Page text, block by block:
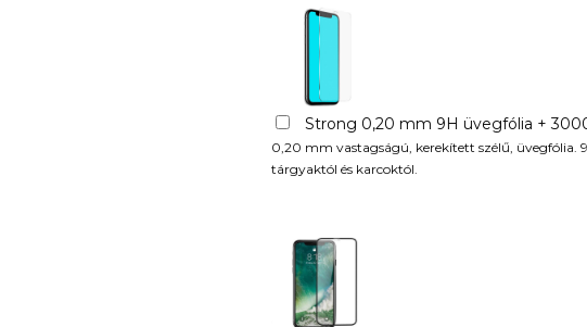
Strong 0,20 mm 9H üvegfólia +
0,20 mm vastagságú, kerekített szélű, üvegfólia.
tárgyaktól és karcoktól.